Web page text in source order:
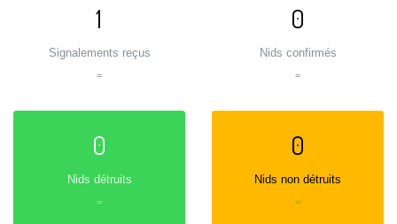
1
Signalements reçus
=
0
Nids confirmés
=
0
Nids détruits
=
0
Nids non détruits
=